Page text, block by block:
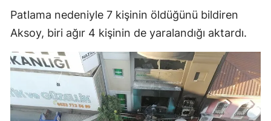
Erzurum
Eskişehir
Gaziantep
Giresun
Gümüşhane
Patlama nedeniyle 7 kişinin öldüğünü bildiren
Aksoy, biri ağır 4 kişinin de yaralandığı aktardı.